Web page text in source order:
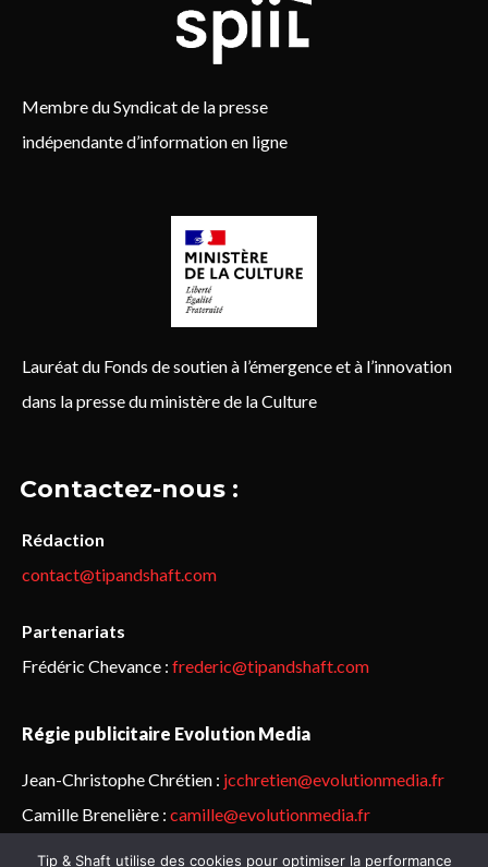
Membre du Syndicat de la presse
indépendante d’information en ligne
Lauréat du Fonds de soutien à l’émergence et à l’innovation
dans la presse du ministère de la Culture
Contactez-nous :
Rédaction
contact@tipandshaft.com
Partenariats
Frédéric Chevance : frederic@tipandshaft.com
Régie publicitaire Evolution Media
Jean-Christophe Chrétien : jcchretien@evolutionmedia.fr
Camille Brenelière : camille@evolutionmedia.fr
Tip & Shaft utilise des cookies pour optimiser la performance